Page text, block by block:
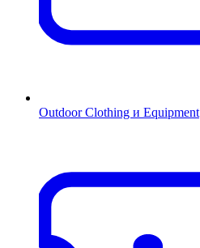
Outdoor Clothing и Equipment